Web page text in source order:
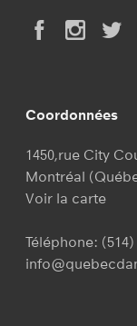
Coordonnées
1450,rue City
Montréal
Voir la carte
Téléphone: